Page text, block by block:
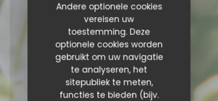
Andere optionele cookies
vereisen uw
toestemming. Deze
optionele cookies worden
gebruikt om uw navigatie
te analyseren, het
sitepubliek te meten,
functies te bieden (bijv.